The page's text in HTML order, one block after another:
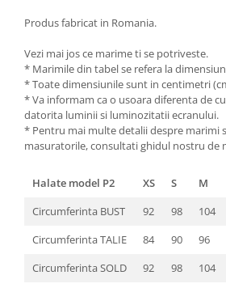
Produs fabricat in Romania.
Vezi mai jos ce marime ti se potriveste.
* Marimile din tabel se refera la
* Toate dimensiunile sunt in centimetri
* Va informam ca o usoara diferenta de
datorita luminii si luminozitatii ecranului.
* Pentru mai multe detalii despre marimi
masuratorile, consultati ghidul nostru de
Halate model P2 XS S M
Circumferinta BUST
92 98 104
Circumferinta TALIE
84 90 96
Circumferinta SOLD
92 98 104